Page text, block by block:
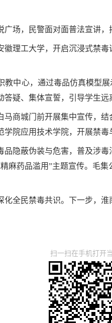
场，民警面对面普法宣讲
理工大学，开启沉浸式禁
中心，通过毒品仿真模型
疑、集体宣誓，引导学生远
商城门前开展集中宣传，
院应用技术学院，开展禁毒
隐蔽伪装与危害，普及涉
麻药品滥用”主题宣传。毛
全民禁毒共识。下一步，
扫一扫在手机打开